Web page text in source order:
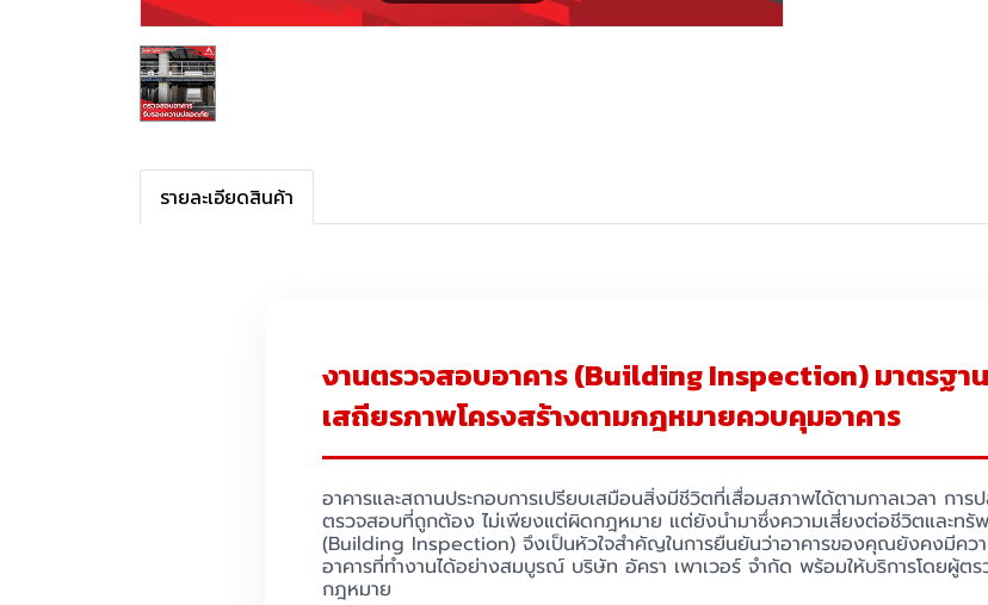
รายละเอียดสินค้า
งานตรวจสอบอาคาร (Building Inspection) มาตรฐา
เสถียรภาพโครงสร้างตามกฎหมายควบคุมอาคาร
อาคารและสถานประกอบการเปรียบเสมือนสิ่งมีชีวิตที่เสื่อมสภาพได้ตามกาลเวลา การ
ตรวจสอบที่ถูกต้อง ไม่เพียงแต่ผิดกฎหมาย แต่ยังนำมาซึ่งความเสี่ยงต่อชีวิตและทรั
(Building Inspection) จึงเป็นหัวใจสำคัญในการยืนยันว่าอาคารของคุณยังคงมีคว
อาคารที่ทำงานได้อย่างสมบูรณ์ บริษัท อัครา เพาเวอร์ จำกัด พร้อมให้บริการโดยผู้ต
กฎหมาย